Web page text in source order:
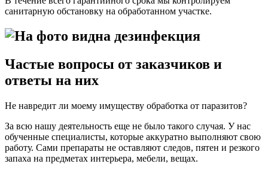
санитарную обстановку на обработанном участке.
Частые вопросы от заказчиков и
ответы на них
Не навредит ли моему имуществу обработка от паразитов?
За всю нашу деятельность еще не было такого случая. У нас
обученные специалисты, которые аккуратно выполняют свою
работу. Сами препараты не оставляют следов, пятен и резкого
запаха на предметах интерьера, мебели, вещах.